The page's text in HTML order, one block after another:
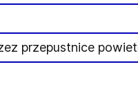
przepustnice